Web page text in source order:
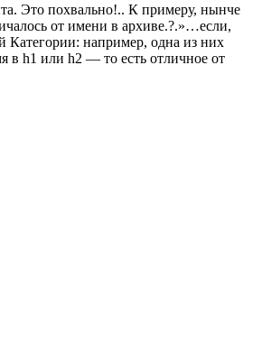
Это похвально!.. К примеру, нынче
от имени в архиве.?.»…если,
Категории: например, одна из них
в h1 или h2 — то есть отличное от